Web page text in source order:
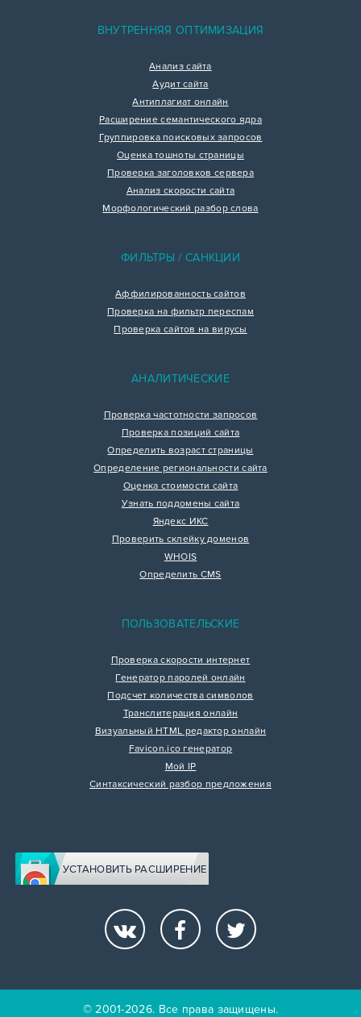
ВНУТРЕННЯЯ ОПТИМИЗАЦИЯ
Анализ сайта
Аудит сайта
Антиплагиат онлайн
Расширение семантического ядра
Группировка поисковых запросов
Оценка тошноты страницы
Проверка заголовков сервера
Анализ скорости сайта
Морфологический разбор слова
ФИЛЬТРЫ / САНКЦИИ
Аффилированность сайтов
Проверка на фильтр переспам
Проверка сайтов на вирусы
АНАЛИТИЧЕСКИЕ
Проверка частотности запросов
Проверка позиций сайта
Определить возраст страницы
Определение региональности сайта
Оценка стоимости сайта
Узнать поддомены сайта
Яндекс ИКС
Проверить склейку доменов
WHOIS
Определить CMS
ПОЛЬЗОВАТЕЛЬСКИЕ
Проверка скорости интернет
Генератор паролей онлайн
Подсчет количества символов
Транслитерация онлайн
Визуальный HTML редактор онлайн
Favicon.ico генератор
Мой IP
Синтаксический разбор предложения
УСТАНОВИТЬ РАСШИРЕНИЕ
© 2001-2026. Все права защищены.